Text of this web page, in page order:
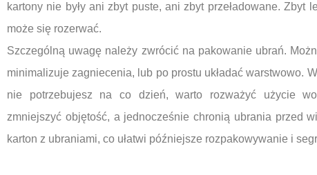
kartony nie były ani zbyt puste, ani zbyt przeładowane. Zbyt
może się rozerwać.
Szczególną uwagę należy zwrócić na pakowanie ubrań.
minimalizuje zagniecenia, lub po prostu układać warstwowo.
nie potrzebujesz na co dzień, warto rozważyć użycie
zmniejszyć objętość, a jednocześnie chronią ubrania przed
karton z ubraniami, co ułatwi późniejsze rozpakowywanie i